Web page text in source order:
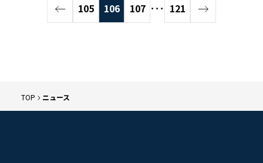
105 106 107 ･･･ 121
TOP ニュース